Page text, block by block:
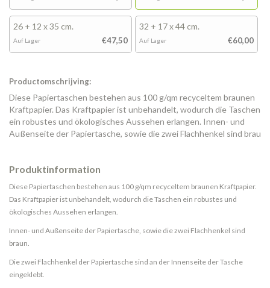
26 + 12 x 35 cm.
€47,50
Auf Lager
32 + 17 x 44 cm.
€60,00
Auf Lager
Productomschrijving:
Diese Papiertaschen bestehen aus 100 g/qm recyceltem braunen
Kraftpapier. Das Kraftpapier ist unbehandelt, wodurch die Taschen
ein robustes und ökologisches Aussehen erlangen. Innen- und
Außenseite der Papiertasche, sowie die zwei Flachhenkel sind brau
Produktinformation
Diese Papiertaschen bestehen aus 100 g/qm recyceltem braunen Kraftpapier.
Das Kraftpapier ist unbehandelt, wodurch die Taschen ein robustes und
ökologisches Aussehen erlangen.
Innen- und Außenseite der Papiertasche, sowie die zwei Flachhenkel sind
braun.
Die zwei Flachhenkel der Papiertasche sind an der Innenseite der Tasche
eingeklebt.